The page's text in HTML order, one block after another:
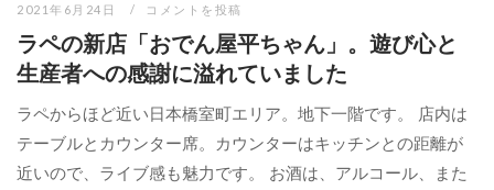
2021年6月24日 コメントを投稿
ラペの新店「おでん屋平ちゃん」。遊び心と
生産者への感謝に溢れていました
ラペからほど近い日本橋室町エリア。地下一階です。 店内は
テーブルとカウンター席。カウンターはキッチンとの距離が
近いので、ライブ感も魅力です。 お酒は、アルコール、また